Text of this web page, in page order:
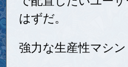
はずだ。
強力な生産性マシン